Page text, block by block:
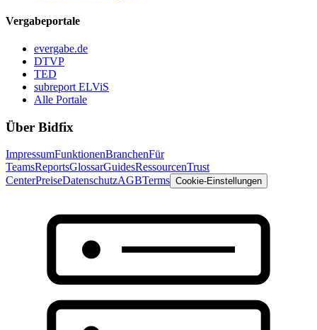
Vergabeportale
evergabe.de
DTVP
TED
subreport ELViS
Alle Portale
Über Bidfix
ImpressumFunktionenBranchenFür
TeamsReportsGlossarGuidesRessourcenTrust
CenterPreiseDatenschutzAGBTerms Cookie-Einstellungen